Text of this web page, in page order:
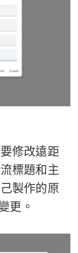
修改遠距
標題和主
製作的原
更。